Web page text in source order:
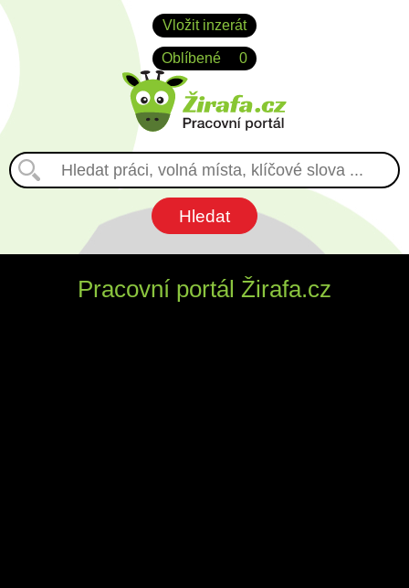
Vložit inzerát
Oblíbené 0
Pracovní portál Žirafa.cz